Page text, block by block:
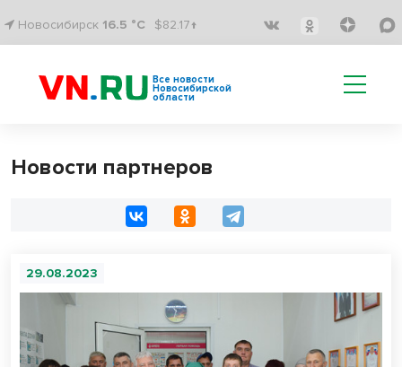
Новосибирск 16.5 °C $82.17↑
Все новости
Новосибирской
области
Новости партнеров
29.08.2023